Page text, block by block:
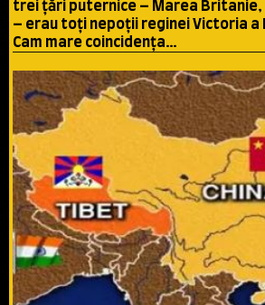
trei țări puternice – Marea Britanie,
– erau toți nepoții reginei Victoria a
Cam mare coincidenţa…